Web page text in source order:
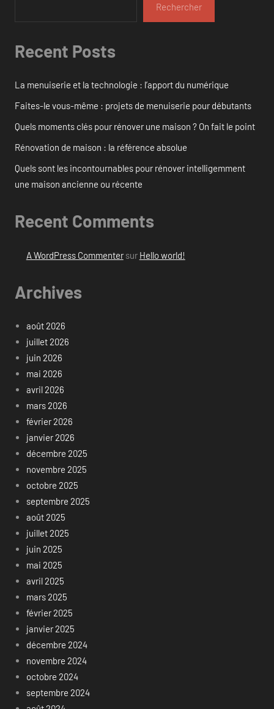
Rechercher
Recent Posts
La menuiserie et la technologie : l’apport du numérique
Faites-le vous-même : projets de menuiserie pour débutants
Quels moments clés pour rénover une maison ? On fait le point
Rénovation de maison : la référence absolue
Quels sont les incontournables pour rénover intelligemment
une maison ancienne ou récente
Recent Comments
A WordPress Commentersur Hello world!
Archives
août 2026
juillet 2026
juin 2026
mai 2026
avril 2026
mars 2026
février 2026
janvier 2026
décembre 2025
novembre 2025
octobre 2025
septembre 2025
août 2025
juillet 2025
juin 2025
mai 2025
avril 2025
mars 2025
février 2025
janvier 2025
décembre 2024
novembre 2024
octobre 2024
septembre 2024